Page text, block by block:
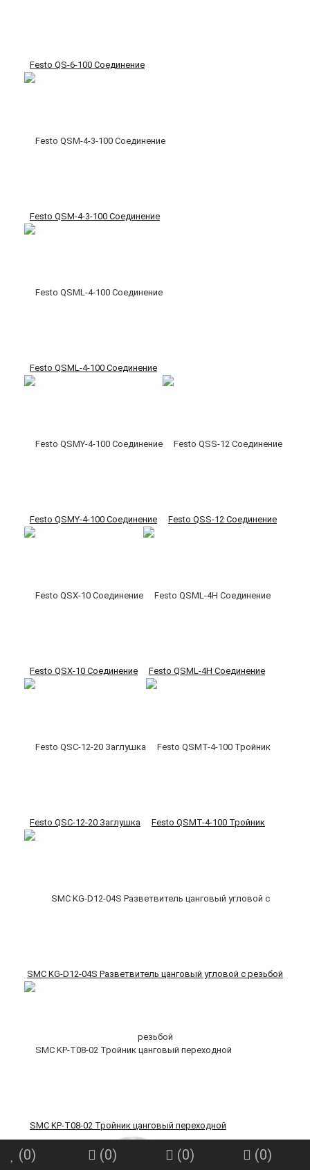
Festo QS-6-100 Соединение
Festo QSM-4-3-100 Соединение
Festo QSML-4-100 Соединение
Festo QSMY-4-100 Соединение Festo QSS-12 Соединение
Festo QSX-10 Соединение Festo QSML-4H Соединение
Festo QSC-12-20 Заглушка Festo QSMT-4-100 Тройник
SMC KG-D12-04S Разветвитель цанговый угловой с резьбой
SMC KP-T08-02 Тройник цанговый переходной
(0) (0) (0) (0)